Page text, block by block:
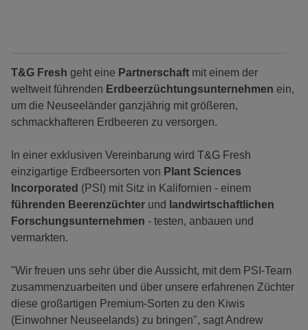
T&G Fresh geht eine Partnerschaft mit einem der
weltweit führenden Erdbeerzüchtungsunternehmen ein,
um die Neuseeländer ganzjährig mit größeren,
schmackhafteren Erdbeeren zu versorgen.
In einer exklusiven Vereinbarung wird T&G Fresh
einzigartige Erdbeersorten von Plant Sciences
Incorporated (PSI) mit Sitz in Kalifornien - einem
führenden Beerenzüchter und landwirtschaftlichen
Forschungsunternehmen - testen, anbauen und
vermarkten.
"Wir freuen uns sehr über die Aussicht, mit dem PSI-Team
zusammenzuarbeiten und über unsere erfahrenen Züchter
diese großartigen Premium-Sorten zu den Kiwis
(Einwohner Neuseelands) zu bringen", sagt Andrew